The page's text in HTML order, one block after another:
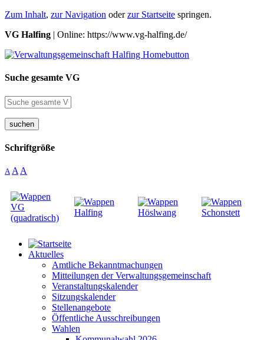
Zum Inhalt, zur Navigation oderzur Startseite springen.
VG Halfing | Online: https://www.vg-halfing.de/
Suche gesamte VG
suchen
Schriftgröße
A A A
Aktuelles
Amtliche Bekanntmachungen
Mitteilungen der Verwaltungsgemeinschaft
Veranstaltungskalender
Sitzungskalender
Stellenangebote
Öffentliche Ausschreibungen
Wahlen